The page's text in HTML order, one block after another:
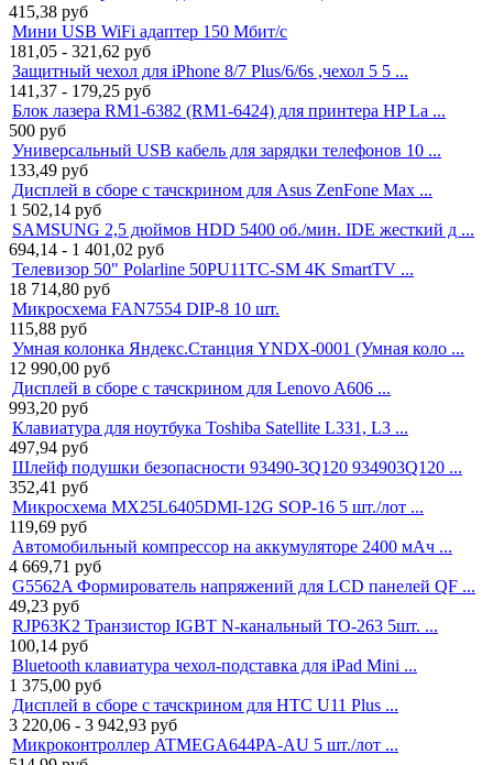
415,38 руб
Мини USB WiFi адаптер 150 Мбит/с
181,05 - 321,62 руб
Защитный чехол для iPhone 8/7 Plus/6/6s ,чехол 5 5 ...
141,37 - 179,25 руб
Блок лазера RM1-6382 (RM1-6424) для принтера HP La ...
500 руб
Универсальный USB кабель для зарядки телефонов 10 ...
133,49 руб
Дисплей в сборе с тачскрином для Asus ZenFone Max ...
1 502,14 руб
SAMSUNG 2,5 дюймов HDD 5400 об./мин. IDE жесткий д ...
694,14 - 1 401,02 руб
Телевизор 50" Polarline 50PU11TC-SM 4K SmartTV ...
18 714,80 руб
Микросхема FAN7554 DIP-8 10 шт.
115,88 руб
Умная колонка Яндекс.Станция YNDX-0001 (Умная коло ...
12 990,00 руб
Дисплей в сборе с тачскрином для Lenovo A606 ...
993,20 руб
Клавиатура для ноутбука Toshiba Satellite L331, L3 ...
497,94 руб
Шлейф подушки безопасности 93490-3Q120 934903Q120 ...
352,41 руб
Микросхема MX25L6405DMI-12G SOP-16 5 шт./лот ...
119,69 руб
Автомобильный компрессор на аккумуляторе 2400 мАч ...
4 669,71 руб
G5562A Формирователь напряжений для LCD панелей QF ...
49,23 руб
RJP63K2 Транзистор IGBT N-канальный TO-263 5шт. ...
100,14 руб
Bluetooth клавиатура чехол-подставка для iPad Mini ...
1 375,00 руб
Дисплей в сборе с тачскрином для HTC U11 Plus ...
3 220,06 - 3 942,93 руб
Микроконтроллер ATMEGA644PA-AU 5 шт./лот ...